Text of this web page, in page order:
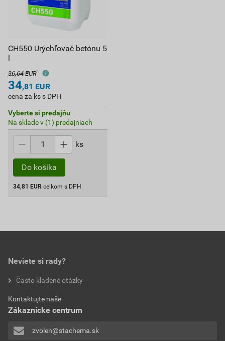
CH550 Urýchľovač betónu 5
36,64 EUR
34,81 EUR
cena za ks s DPH
Vyberte si predajňu
Na sklade v (1) predajniach
ks
Do košíka
34,81 EUR celkom s DPH
Neviete si rady?
Často kladené otázky
Kontaktujte naše
Zákaznícke centrum
zvolen@stachema.sk